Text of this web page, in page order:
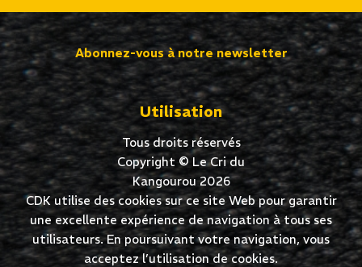
Abonnez-vous à notre newsletter
Utilisation
Tous droits réservés
Copyright © Le Cri du
Kangourou 2026
CDK utilise des cookies sur ce site Web pour garantir
une excellente expérience de navigation à tous ses
utilisateurs. En poursuivant votre navigation, vous
acceptez l’utilisation de cookies.